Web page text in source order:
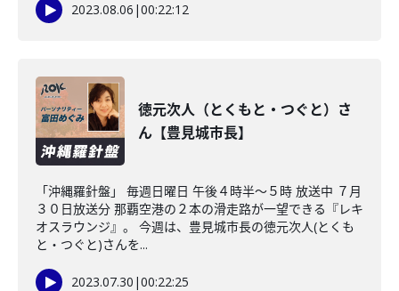
2023.08.06 |00:22:12
徳元次人（とくもと・つぐと）さ
ん【豊見城市長】
「沖縄羅針盤」 毎週日曜日 午後４時半～５時 放送中 ７月
３０日放送分 那覇空港の２本の滑走路が一望できる『レキ
オスラウンジ』。 今週は、豊見城市長の徳元次人(とくも
と・つぐと)さんを...
2023.07.30 |00:22:25